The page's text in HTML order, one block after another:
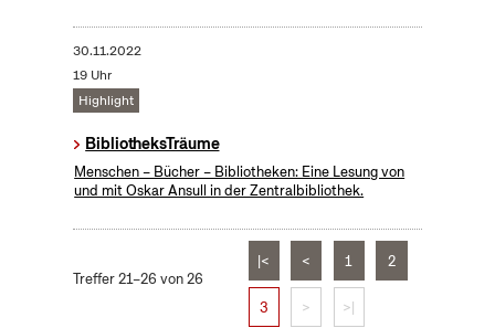
30.11.2022
19 Uhr
Highlight
BibliotheksTräume
Menschen – Bücher – Bibliotheken: Eine Lesung von
und mit Oskar Ansull in der Zentralbibliothek.
Treffer 21–26 von 26
|< < 1 2
3 > >|